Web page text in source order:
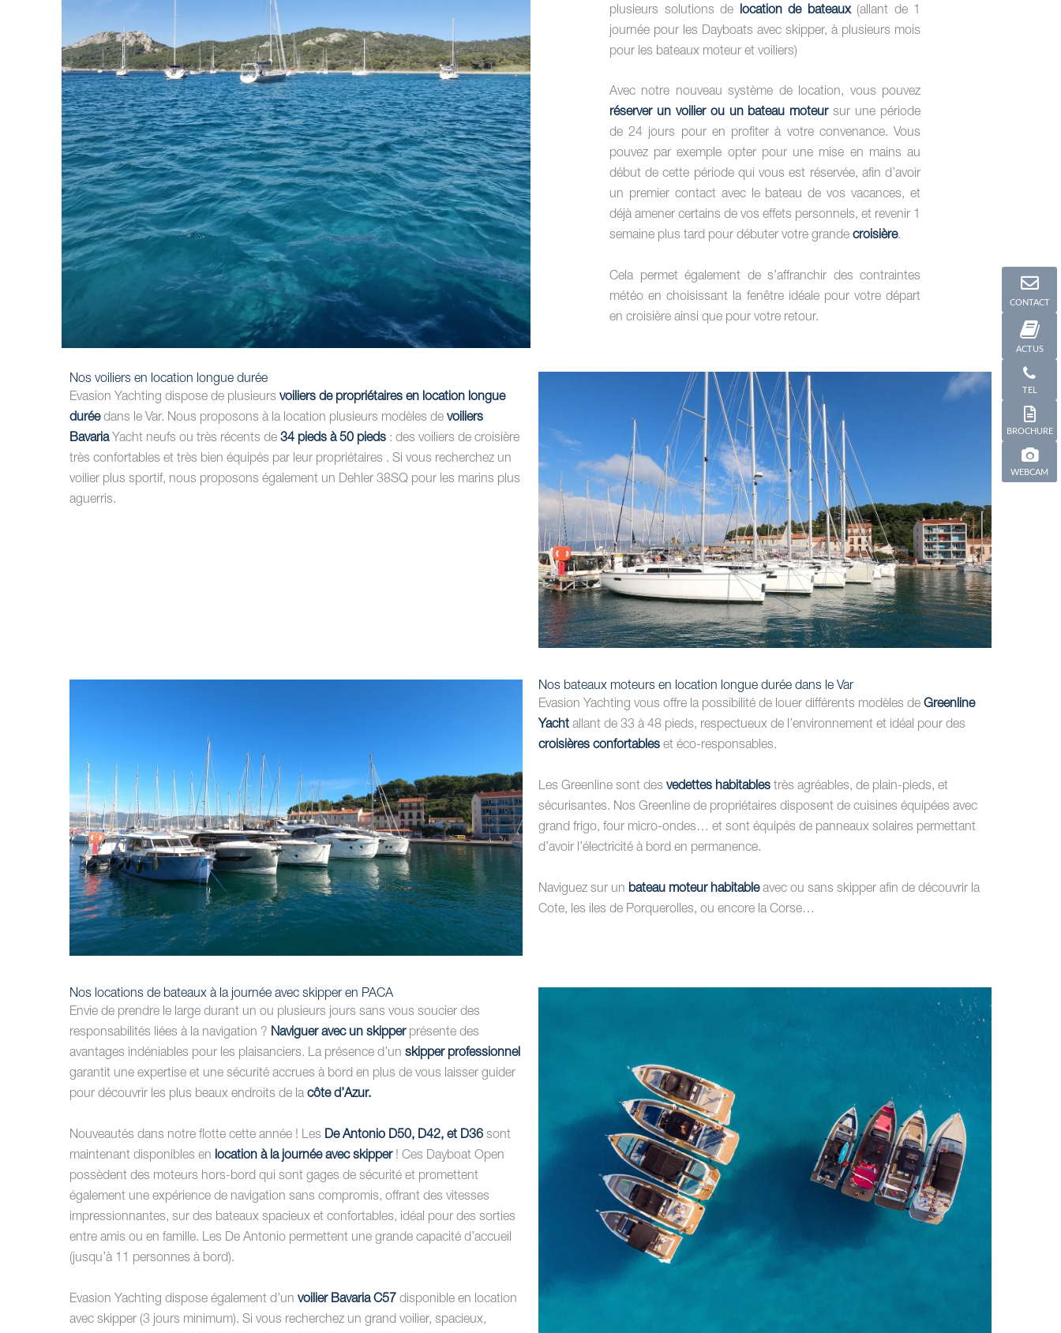
plusieurs solutions de location de bateaux(allant de 1
journée pour les Dayboats avec skipper, à plusieurs mois
pour les bateaux moteur et voiliers)
Avec notre nouveau système de location, vous pouvez
réserver un voilier ou un bateau moteursur une période
de 24 jours pour en profiter à votre convenance. Vous
pouvez par exemple opter pour une mise en mains au
début de cette période qui vous est réservée, afin d’avoir
un premier contact avec le bateau de vos vacances, et
déjà amener certains de vos effets personnels, et revenir 1
semaine plus tard pour débuter votre grande croisière.
Cela permet également de s’affranchir des contraintes
météo en choisissant la fenêtre idéale pour votre départ
en croisière ainsi que pour votre retour.
Nos voiliers en location longue durée
Evasion Yachting dispose de plusieurs voiliers de propriétaires en location longue
duréedans le Var. Nous proposons à la location plusieurs modèles de voiliers
BavariaYacht neufs ou très récents de 34 pieds à 50 pieds : des voiliers de croisière
très confortables et très bien équipés par leur propriétaires . Si vous recherchez un
voilier plus sportif, nous proposons également un Dehler 38SQ pour les marins plus
aguerris.
Nos bateaux moteurs en location longue durée dans le Var
Evasion Yachting vous offre la possibilité de louer différents modèles de Greenline
Yacht allant de 33 à 48 pieds, respectueux de l’environnement et idéal pour des
croisières confortables et éco-responsables.
Les Greenline sont des vedettes habitables très agréables, de plain-pieds, et
sécurisantes. Nos Greenline de propriétaires disposent de cuisines équipées avec
grand frigo, four micro-ondes… et sont équipés de panneaux solaires permettant
d’avoir l’électricité à bord en permanence.
Naviguez sur un bateau moteur habitableavec ou sans skipper afin de découvrir la
Cote, les iles de Porquerolles, ou encore la Corse…
Nos locations de bateaux à la journée avec skipper en PACA
Envie de prendre le large durant un ou plusieurs jours sans vous soucier des
responsabilités liées à la navigation ? Naviguer avec un skipperprésente des
avantages indéniables pour les plaisanciers. La présence d’un skipper professionnel
garantit une expertise et une sécurité accrues à bord en plus de vous laisser guider
pour découvrir les plus beaux endroits de la côte d’Azur.
Nouveautés dans notre flotte cette année ! Les De Antonio D50, D42, et D36 sont
maintenant disponibles en location à la journée avec skipper! Ces Dayboat Open
possèdent des moteurs hors-bord qui sont gages de sécurité et promettent
également une expérience de navigation sans compromis, offrant des vitesses
impressionnantes, sur des bateaux spacieux et confortables, idéal pour des sorties
entre amis ou en famille. Les De Antonio permettent une grande capacité d’accueil
(jusqu’à 11 personnes à bord).
Evasion Yachting dispose également d’un voilier Bavaria C57 disponible en location
avec skipper (3 jours minimum). Si vous recherchez un grand voilier, spacieux,
CONTACT
ACTUS
TEL
BROCHURE
WEBCAM